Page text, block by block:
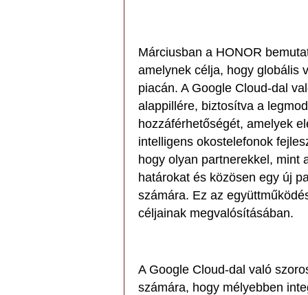
Márciusban a HONOR
amelynek célja, hogy globális
piacán. A Google Cloud-dal
alappillére, biztosítva a
hozzáférhetőségét, amelyek
intelligens okostelefonok
hogy olyan partnerekkel, mint
határokat és közösen egy új
számára. Ez az
céljainak megvalósításában.
A Google Cloud-dal való
számára, hogy mélyebben